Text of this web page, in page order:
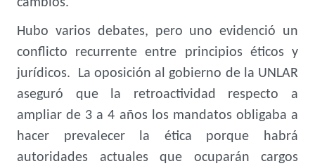
cambios.
Hubo varios debates, pero uno evidenció un
conflicto recurrente entre principios éticos y
jurídicos. La oposición al gobierno de la UNLAR
aseguró que la retroactividad respecto a
ampliar de 3 a 4 años los mandatos obligaba a
hacer prevalecer la ética porque habrá
autoridades actuales que ocuparán cargos